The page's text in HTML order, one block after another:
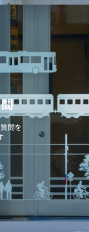
問を